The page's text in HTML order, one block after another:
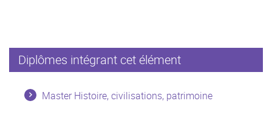
Diplômes intégrant cet élément
Master Histoire, civilisations, patrimoine